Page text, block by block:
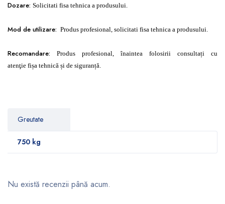
Dozare: Solicitati fisa tehnica a produsului.
Mod de utilizare: Produs profesional, solicitati fisa tehnica a produsului.
Recomandare: Produs profesional, înaintea folosirii consultați cu
atenţie fișa tehnică și de siguranță.
Greutate
750 kg
Nu există recenzii până acum.